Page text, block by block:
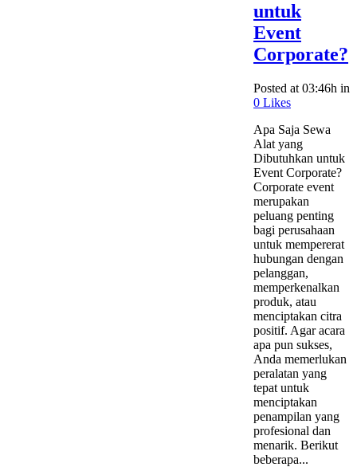
untuk
Event
Corporate?
Posted at 03:46h in
0 Likes
Apa Saja Sewa
Alat yang
Dibutuhkan untuk
Event Corporate?
Corporate event
merupakan
peluang penting
bagi perusahaan
untuk mempererat
hubungan dengan
pelanggan,
memperkenalkan
produk, atau
menciptakan citra
positif. Agar acara
apa pun sukses,
Anda memerlukan
peralatan yang
tepat untuk
menciptakan
penampilan yang
profesional dan
menarik. Berikut
beberapa...